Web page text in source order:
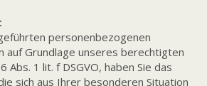
personenbezogenen
auf Grundlage unseres berechtigten
Abs. 1 lit. f DSGVO, haben Sie das
sich aus Ihrer besonderen Situation